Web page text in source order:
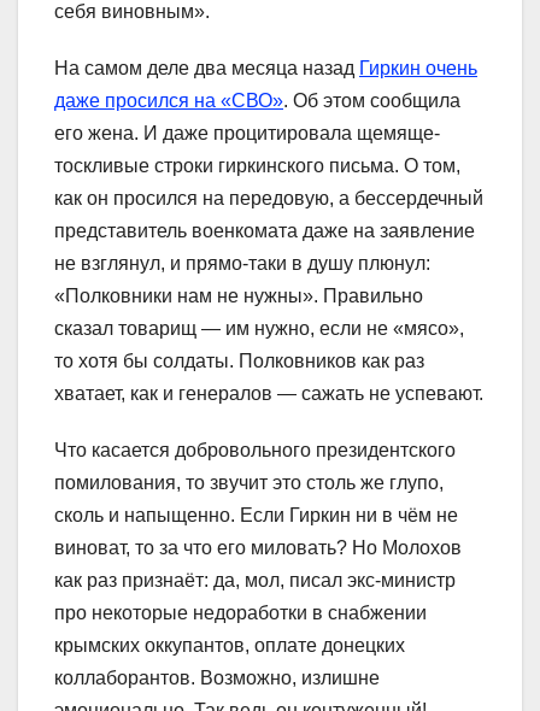
себя виновным».
На самом деле два месяца назад Гиркин очень
даже просился на «СВО». Об этом сообщила
его жена. И даже процитировала щемяще-
тоскливые строки гиркинского письма. О том,
как он просился на передовую, а бессердечный
представитель военкомата даже на заявление
не взглянул, и прямо-таки в душу плюнул:
«Полковники нам не нужны». Правильно
сказал товарищ — им нужно, если не «мясо»,
то хотя бы солдаты. Полковников как раз
хватает, как и генералов — сажать не успевают.
Что касается добровольного президентского
помилования, то звучит это столь же глупо,
сколь и напыщенно. Если Гиркин ни в чём не
виноват, то за что его миловать? Но Молохов
как раз признаёт: да, мол, писал экс-министр
про некоторые недоработки в снабжении
крымских оккупантов, оплате донецких
коллаборантов. Возможно, излишне